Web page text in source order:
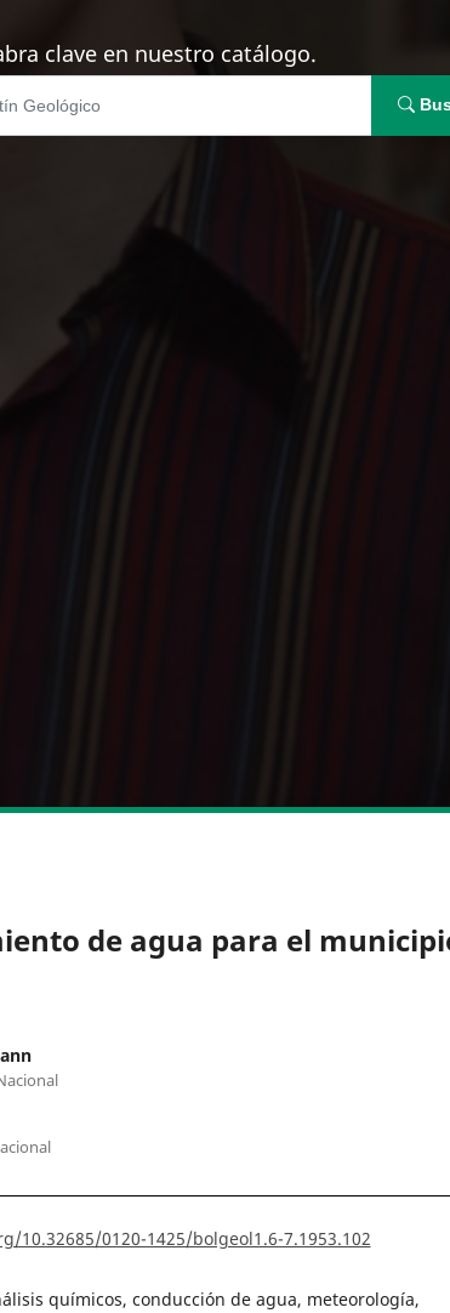
clave en nuestro catálogo.
de agua para el
10.32685/0120-1425/bolgeol1.6-7.1953.102
químicos, conducción de agua, meteorología,